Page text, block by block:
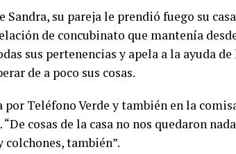
Sandra, su pareja le prendió fuego su
de concubinato que mantenía
sus pertenencias y apela a la ayuda
de a poco sus cosas.
por Teléfono Verde y también en la
cosas de la casa no nos quedaron
colchones, también”.